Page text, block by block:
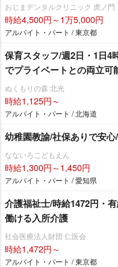
おじまデンタルクリニック 虎ノ門
時給4,500円～1万5,000円
アルバイト・パート / 東京都
保育スタッフ/週2日・1日4
でプライベートとの両立可
ぬくもりの森 北光
時給1,125円～
アルバイト・パート / 北海道
幼稚園教諭/社保ありで安
なないろこどもえん
時給1,300円～1,450円
アルバイト・パート / 愛知県
介護福祉士/時給1472円・
働ける入所介護
社会医療法人財団 仁医会
時給1,472円～
アルバイト・パート / 東京都